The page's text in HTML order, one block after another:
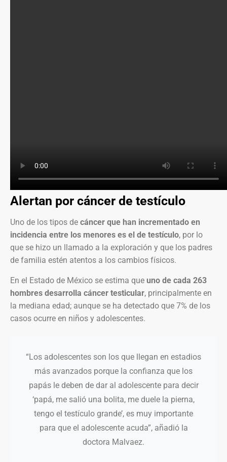
Alertan por cáncer de testículo
Uno de los tipos de cáncer que han incrementado en
incidencia entre los menores es el de testículo, por lo
que se hizo un llamado a la exploración y que los padres
de familia estén atentos a los cambios físicos.
En el Estado de México se estima que uno de cada 263
hombres desarrolla cáncer testicular, principalmente en
la mediana edad; aunque se ha detectado que 7% de los
casos ocurre en niños y adolescentes.
“Los adolescentes son los que llegan en estadios
más avanzados porque la confianza que los
papás le deben de dar al adolescente para decir
‘papá, me salió una bolita, me duele la pierna,
tengo el testículo grande’, es muy importante
para que el adolescente acuda”, añadió la
doctora Malvaez.